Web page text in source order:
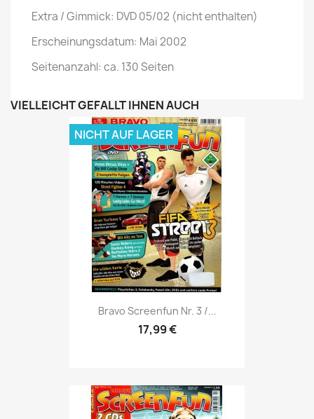
Extra / Gimmick: DVD 05/02 (nicht enthalten)
Erscheinungsdatum: Mai 2002
Seitenanzahl: ca. 130 Seiten
VIELLEICHT GEFÄLLT IHNEN AUCH
Vorschau
Bravo Screenfun Nr. 3 /...
17,99 €
NICHT AUF LAGER